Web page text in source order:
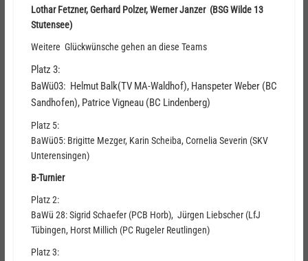
Lothar Fetzner, Gerhard Polzer, Werner Janzer (BSG Wilde 13
Stutensee)
Weitere Glückwünsche gehen an diese Teams
Platz 3:
BaWü03: Helmut Balk(TV MA-Waldhof), Hanspeter Weber (BC
Sandhofen), Patrice Vigneau (BC Lindenberg)
Platz 5:
BaWü05: Brigitte Mezger, Karin Scheiba, Cornelia Severin (SKV
Unterensingen)
B-Turnier
Platz 2:
BaWü 28: Sigrid Schaefer (PCB Horb), Jürgen Liebscher (LfJ
Tübingen, Horst Millich (PC Rugeler Reutlingen)
Platz 3: